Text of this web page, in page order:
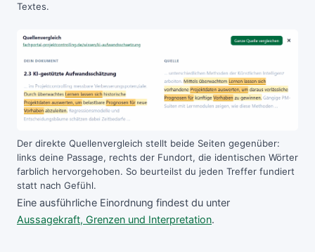
Textes.
Der direkte Quellenvergleich stellt beide Seiten gegenüber:
links deine Passage, rechts der Fundort, die identischen Wörter
farblich hervorgehoben. So beurteilst du jeden Treffer fundiert
statt nach Gefühl.
Eine ausführliche Einordnung findest du unter
Aussagekraft, Grenzen und Interpretation.